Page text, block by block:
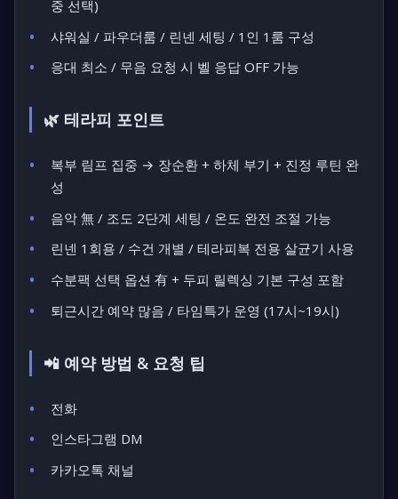
중 선택)
샤워실 / 파우더룸 / 린넨 세팅 / 1인 1룸 구성
응대 최소 / 무음 요청 시 벨 응답 OFF 가능
🌿 테라피 포인트
복부 림프 집중 → 장순환 + 하체 부기 + 진정 루틴 완
성
음악 無 / 조도 2단계 세팅 / 온도 완전 조절 가능
린넨 1회용 / 수건 개별 / 테라피복 전용 살균기 사용
수분팩 선택 옵션 有 + 두피 릴렉싱 기본 구성 포함
퇴근시간 예약 많음 / 타임특가 운영 (17시~19시)
📲 예약 방법 & 요청 팁
전화
인스타그램 DM
카카오톡 채널